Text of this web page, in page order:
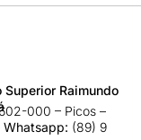
Raimundo
000 – Picos –
Whatsapp: (89) 9